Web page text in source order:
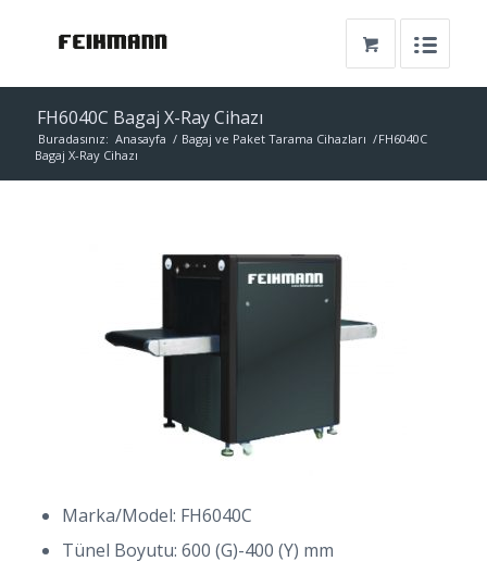
FH6040C Bagaj X-Ray Cihazı
Buradasınız: Anasayfa / Bagaj ve Paket Tarama Cihazları /FH6040C
Bagaj X-Ray Cihazı
Marka/Model: FH6040C
Tünel Boyutu: 600 (G)-400 (Y) mm